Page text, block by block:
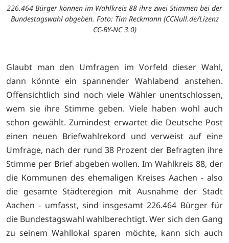
226.464 Bürger können im Wahlkreis 88 ihre zwei Stimmen bei der
Bundestagswahl abgeben. Foto: Tim Reckmann (CCNull.de/Lizenz
CC-BY-NC 3.0)
Glaubt man den Umfragen im Vorfeld dieser Wahl,
dann könnte ein spannender Wahlabend anstehen.
Offensichtlich sind noch viele Wähler unentschlossen,
wem sie ihre Stimme geben. Viele haben wohl auch
schon gewählt. Zumindest erwartet die Deutsche Post
einen neuen Briefwahlrekord und verweist auf eine
Umfrage, nach der rund 38 Prozent der Befragten ihre
Stimme per Brief abgeben wollen. Im Wahlkreis 88, der
die Kommunen des ehemaligen Kreises Aachen - also
die gesamte Städteregion mit Ausnahme der Stadt
Aachen - umfasst, sind insgesamt 226.464 Bürger für
die Bundestagswahl wahlberechtigt. Wer sich den Gang
zu seinem Wahllokal sparen möchte, kann sich auch